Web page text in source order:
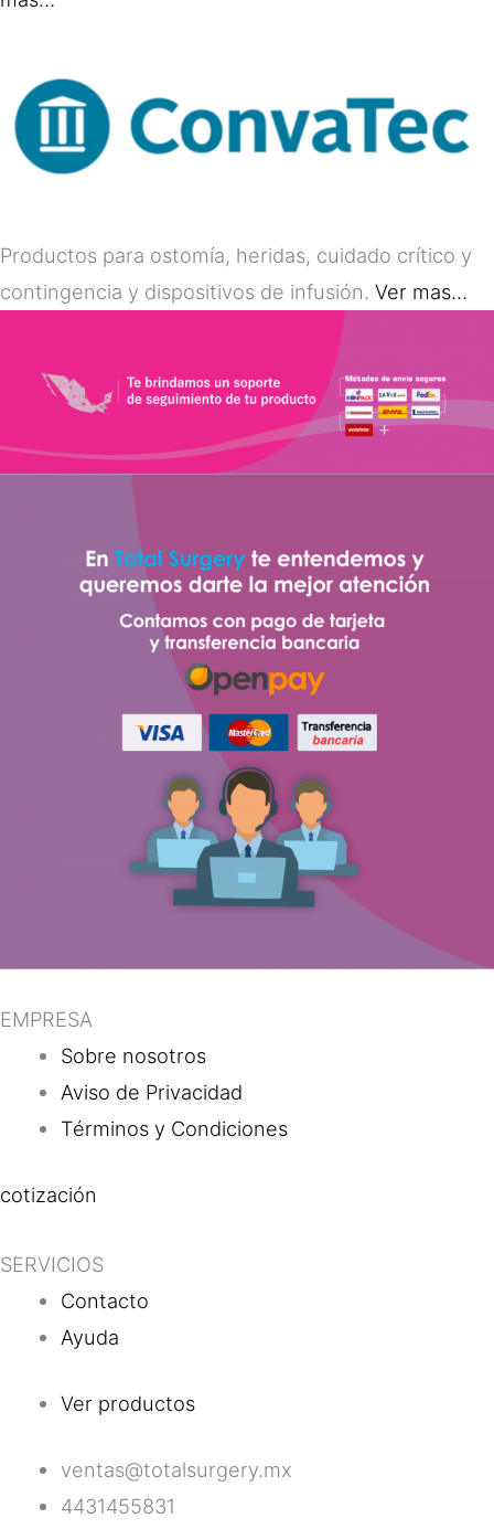
Productos para ostomía, heridas, cuidado crítico y
contingencia y dispositivos de infusión. Ver mas…
EMPRESA
Sobre nosotros
Aviso de Privacidad
Términos y Condiciones
cotización
SERVICIOS
Contacto
Ayuda
Ver productos
ventas@totalsurgery.mx
4431455831